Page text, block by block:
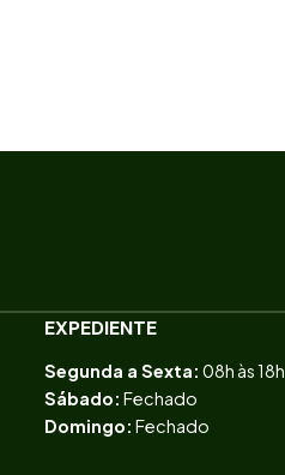
EXPEDIENTE
Segunda a Sexta: 08h às 18h
Sábado: Fechado
Domingo: Fechado